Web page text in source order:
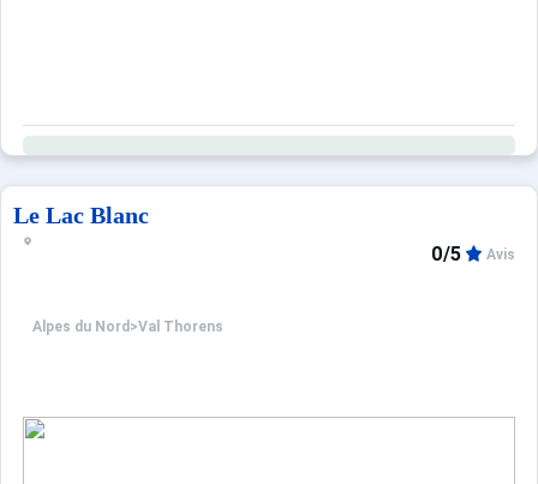
Le Lac Blanc
Alpes du Nord >Val Thorens
0/5 Avis